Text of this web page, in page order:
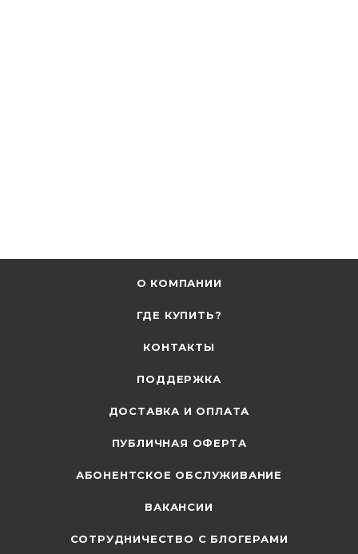
О КОМПАНИИ
ГДЕ КУПИТЬ?
КОНТАКТЫ
ПОДДЕРЖКА
ДОСТАВКА И ОПЛАТА
ПУБЛИЧНАЯ ОФЕРТА
АБОНЕНТСКОЕ ОБСЛУЖИВАНИЕ
ВАКАНСИИ
СОТРУДНИЧЕСТВО С БЛОГЕРАМИ